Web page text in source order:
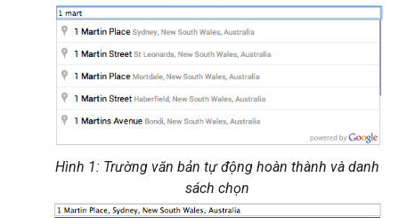
Hình 1: Trường văn bản tự động hoàn thành và danh
sách chọn